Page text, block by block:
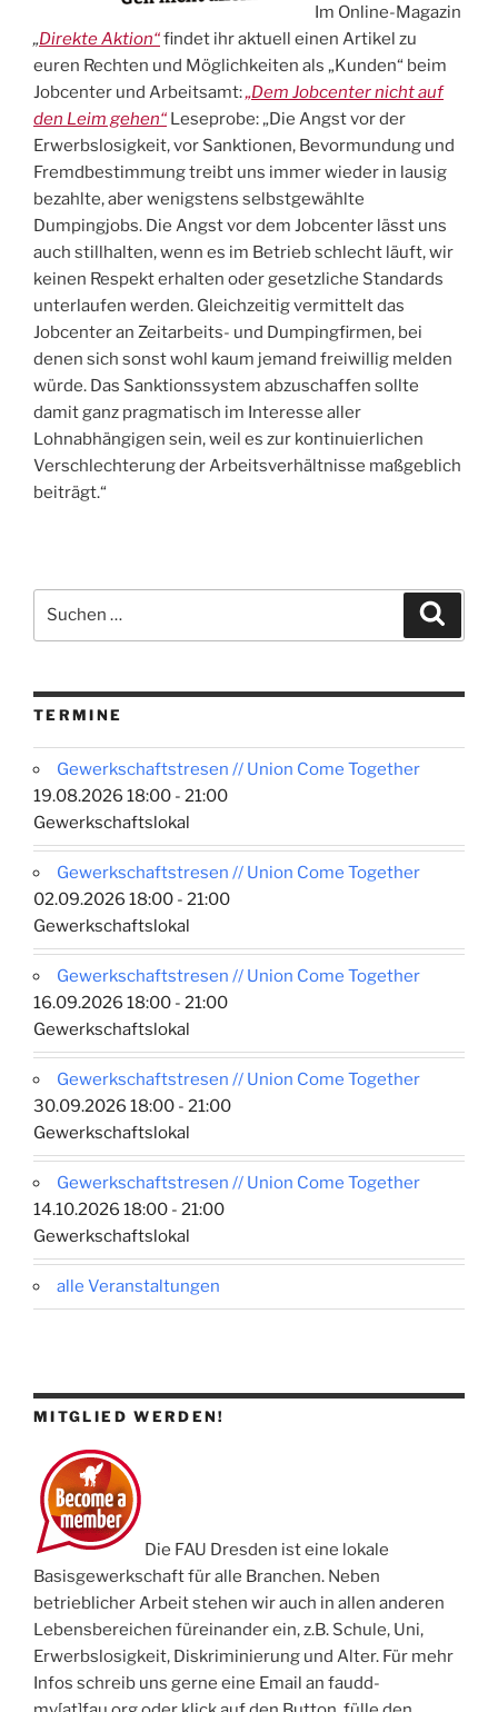
Im Online-Magazin
„Direkte Aktion“findet ihr aktuell einen Artikel zu
euren Rechten und Möglichkeiten als „Kunden“ beim
Jobcenter und Arbeitsamt:„Dem Jobcenter nicht auf
den Leim gehen“ Leseprobe: „Die Angst vor der
Erwerbslosigkeit, vor Sanktionen, Bevormundung und
Fremdbestimmung treibt uns immer wieder in lausig
bezahlte, aber wenigstens selbstgewählte
Dumpingjobs. Die Angst vor dem Jobcenter lässt uns
auch stillhalten, wenn es im Betrieb schlecht läuft, wir
keinen Respekt erhalten oder gesetzliche Standards
unterlaufen werden. Gleichzeitig vermittelt das
Jobcenter an Zeitarbeits- und Dumpingfirmen, bei
denen sich sonst wohl kaum jemand freiwillig melden
würde. Das Sanktionssystem abzuschaffen sollte
damit ganz pragmatisch im Interesse aller
Lohnabhängigen sein, weil es zur kontinuierlichen
Verschlechterung der Arbeitsverhältnisse maßgeblich
beiträgt.“
nach:
TERMINE
Gewerkschaftstresen // Union Come Together
19.08.2026 18:00 - 21:00
Gewerkschaftslokal
Gewerkschaftstresen // Union Come Together
02.09.2026 18:00 - 21:00
Gewerkschaftslokal
Gewerkschaftstresen // Union Come Together
16.09.2026 18:00 - 21:00
Gewerkschaftslokal
Gewerkschaftstresen // Union Come Together
30.09.2026 18:00 - 21:00
Gewerkschaftslokal
Gewerkschaftstresen // Union Come Together
14.10.2026 18:00 - 21:00
Gewerkschaftslokal
alle Veranstaltungen
MITGLIED WERDEN!
Die FAU Dresden ist eine lokale
Basisgewerkschaft für alle Branchen. Neben
betrieblicher Arbeit stehen wir auch in allen anderen
Lebensbereichen füreinander ein, z.B. Schule, Uni,
Erwerbslosigkeit, Diskriminierung und Alter. Für mehr
Infos schreib uns gerne eine Email an faudd-